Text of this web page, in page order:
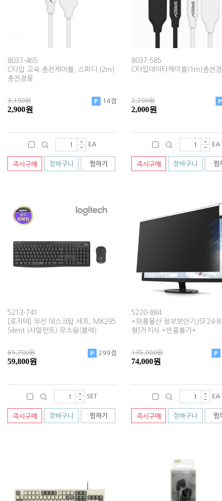
8037-465
C타입 고속 충전케이블, 스피디 (2m)
충전겸용
3,190원
2,900원
14점
EA
8037-585
C타입데이터케이블(1m)충전
2,200원
2,000원
EA
5213-741
[로지텍] 무선 데스크탑 세트, MK295
Silent (사일런트) 무소음(블랙)
65,780원
59,800원
299점
SET
5220-884
*와룡물산 정보보안기,ISF24-
형]거치식 *반품불가*
135,000원
74,000원
EA